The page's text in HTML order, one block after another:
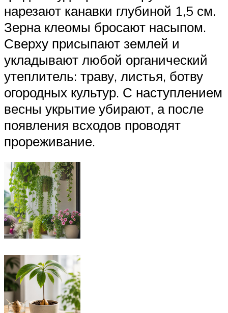
нарезают канавки глубиной 1,5 см.
Зерна клеомы бросают насыпом.
Сверху присыпают землей и
укладывают любой органический
утеплитель: траву, листья, ботву
огородных культур. С наступлением
весны укрытие убирают, а после
появления всходов проводят
прореживание.